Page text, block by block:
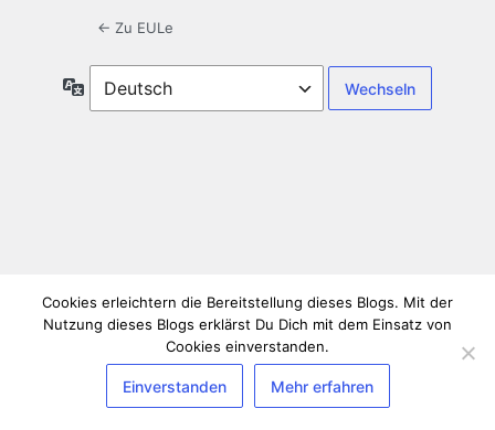
← Zu EULe
Sprache
Cookies erleichtern die Bereitstellung dieses Blogs. Mit der
Nutzung dieses Blogs erklärst Du Dich mit dem Einsatz von
Cookies einverstanden.
Einverstanden Mehr erfahren